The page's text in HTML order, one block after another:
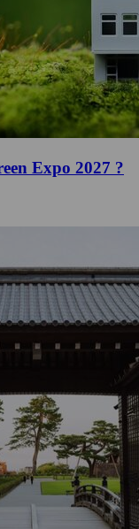
Expo 2027 ?